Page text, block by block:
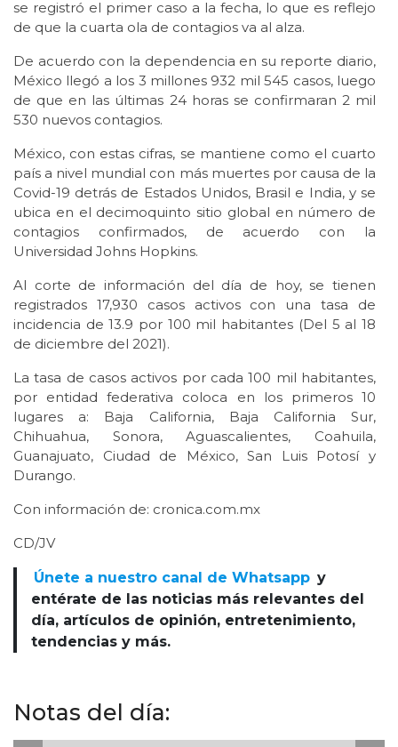
se registró el primer caso a la fecha, lo que es reflejo
de que la cuarta ola de contagios va al alza.
De acuerdo con la dependencia en su reporte diario,
México llegó a los 3 millones 932 mil 545 casos, luego
de que en las últimas 24 horas se confirmaran 2 mil
530 nuevos contagios.
México, con estas cifras, se mantiene como el cuarto
país a nivel mundial con más muertes por causa de la
Covid-19 detrás de Estados Unidos, Brasil e India, y se
ubica en el decimoquinto sitio global en número de
contagios confirmados, de acuerdo con la
Universidad Johns Hopkins.
Al corte de información del día de hoy, se tienen
registrados 17,930 casos activos con una tasa de
incidencia de 13.9 por 100 mil habitantes (Del 5 al 18
de diciembre del 2021).
La tasa de casos activos por cada 100 mil habitantes,
por entidad federativa coloca en los primeros 10
lugares a: Baja California, Baja California Sur,
Chihuahua, Sonora, Aguascalientes, Coahuila,
Guanajuato, Ciudad de México, San Luis Potosí y
Durango.
Con información de: cronica.com.mx
CD/JV
Únete a nuestro canal de Whatsapp y
entérate de las noticias más relevantes del
día, artículos de opinión, entretenimiento,
tendencias y más.
Notas del día: